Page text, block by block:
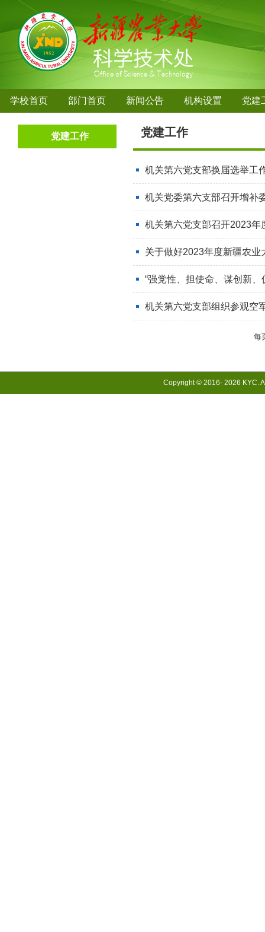
学校首页 部门首页 新闻公告 机构设置 党建
党建工作 党建工作
机关第六党支部换届选举工
机关党委第六支部召开增补
机关第六党支部召开2023年
关于做好2023年度新疆农
“强党性、担使命、谋创新
机关第六党支部组织参观空
每
Copyright © 2016- 2026 KYC.